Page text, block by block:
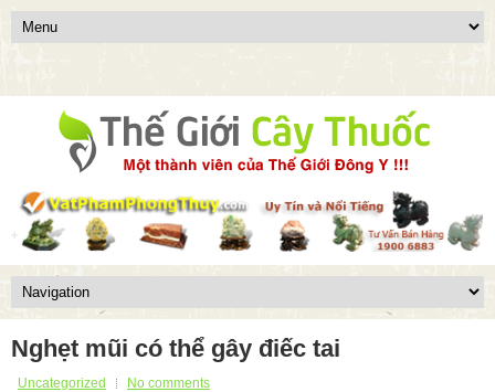
Nghẹt mũi có thể gây điếc tai
Uncategorized No comments